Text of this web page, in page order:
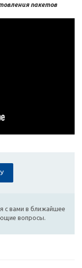
пакетов
с вами в ближайшее
вопросы.